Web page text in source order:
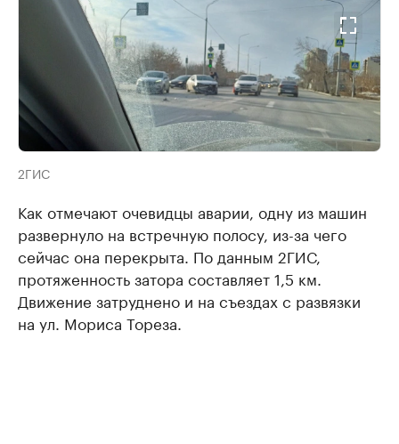
2ГИС
Как отмечают очевидцы аварии, одну из машин
развернуло на встречную полосу, из-за чего
сейчас она перекрыта. По данным 2ГИС,
протяженность затора составляет 1,5 км.
Движение затруднено и на съездах с развязки
на ул. Мориса Тореза.